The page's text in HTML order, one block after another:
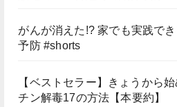
がんが消えた!? 家でも実践で
予防 #shorts
【ベストセラー】きょうから
チン解毒17の方法【本要約】